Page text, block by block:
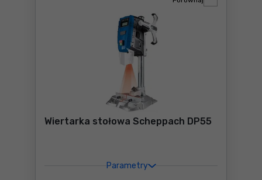
Wiertarka stołowa Scheppach DP55
Parametry